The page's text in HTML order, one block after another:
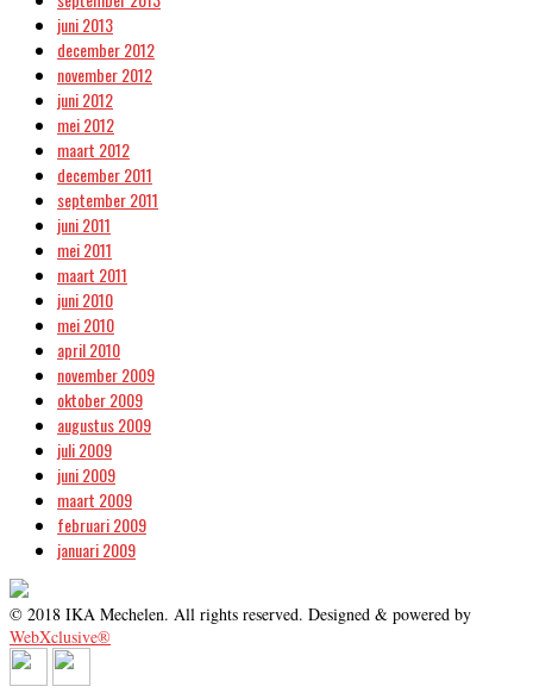
juni 2013
december 2012
november 2012
juni 2012
mei 2012
maart 2012
december 2011
september 2011
juni 2011
mei 2011
maart 2011
juni 2010
mei 2010
april 2010
november 2009
oktober 2009
augustus 2009
juli 2009
juni 2009
maart 2009
februari 2009
januari 2009
© 2018 IKA Mechelen. All rights reserved. Designed & powered by
WebXclusive®